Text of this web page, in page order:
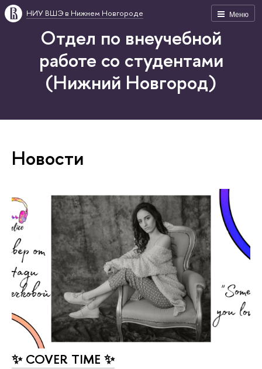
Меню
НИУ ВШЭ в Нижнем Новгороде
Отдел по внеучебной
работе со студентами
(Нижний Новгород)
Новости
✨ COVER TIME ✨